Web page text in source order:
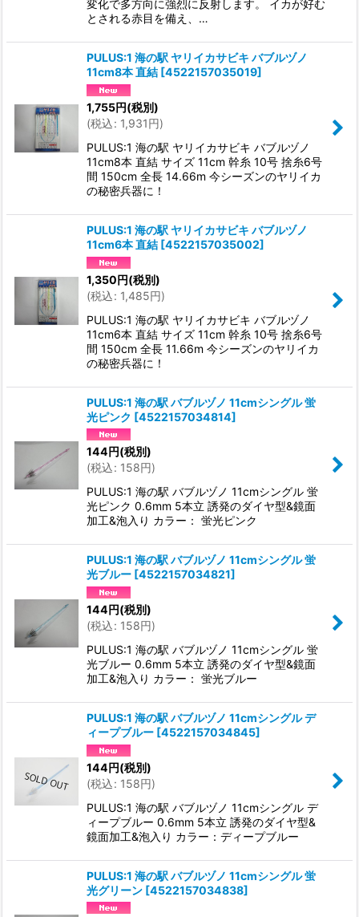
変化で多方向に強烈に反射します。 イカが好む
とされる赤目を備え、…
PULUS:1 海の駅 ヤリイカサビキ バブルヅノ
11cm8本 直結 [4522157035019]
1,755円(税別)
(税込: 1,931円)
PULUS:1 海の駅 ヤリイカサビキ バブルヅノ
11cm8本 直結 サイズ 11cm 幹糸 10号 捨糸6号
間 150cm 全長 14.66m 今シーズンのヤリイカ
の秘密兵器に！
PULUS:1 海の駅 ヤリイカサビキ バブルヅノ
11cm6本 直結 [4522157035002]
1,350円(税別)
(税込: 1,485円)
PULUS:1 海の駅 ヤリイカサビキ バブルヅノ
11cm6本 直結 サイズ 11cm 幹糸 10号 捨糸6号
間 150cm 全長 11.66m 今シーズンのヤリイカ
の秘密兵器に！
PULUS:1 海の駅 バブルヅノ 11cmシングル 蛍
光ピンク [4522157034814]
144円(税別)
(税込: 158円)
PULUS:1 海の駅 バブルヅノ 11cmシングル 蛍
光ピンク 0.6mm 5本立 誘発のダイヤ型&鏡面
加工&泡入り カラー： 蛍光ピンク
PULUS:1 海の駅 バブルヅノ 11cmシングル 蛍
光ブルー [4522157034821]
144円(税別)
(税込: 158円)
PULUS:1 海の駅 バブルヅノ 11cmシングル 蛍
光ブルー 0.6mm 5本立 誘発のダイヤ型&鏡面
加工&泡入り カラー： 蛍光ブルー
PULUS:1 海の駅 バブルヅノ 11cmシングル デ
ィープブルー [4522157034845]
144円(税別)
(税込: 158円)
PULUS:1 海の駅 バブルヅノ 11cmシングル デ
ィープブルー 0.6mm 5本立 誘発のダイヤ型&
鏡面加工&泡入り カラー：ディープブルー
PULUS:1 海の駅 バブルヅノ 11cmシングル 蛍
光グリーン [4522157034838]